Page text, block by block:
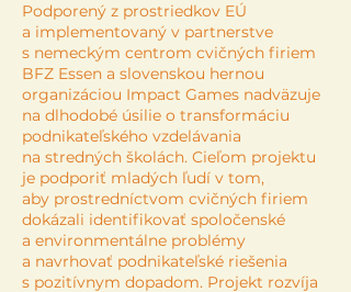
Podporený z prostriedkov EÚ
a implementovaný v partnerstve
s nemeckým centrom cvičných firiem
BFZ Essen a slovenskou hernou
organizáciou Impact Games nadväzuje
na dlhodobé úsilie o transformáciu
podnikateľského vzdelávania
na stredných školách. Cieľom projektu
je podporiť mladých ľudí v tom,
aby prostredníctvom cvičných firiem
dokázali identifikovať spoločenské
a environmentálne problémy
a navrhovať podnikateľské riešenia
s pozitívnym dopadom. Projekt rozvíja